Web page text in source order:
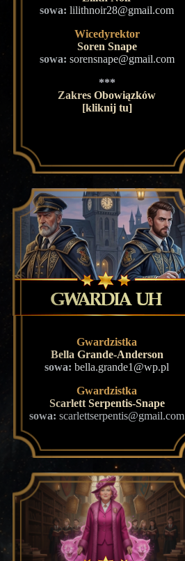
sowa: lilithnoir28@gmail.com
Wicedyrektor
Soren Snape
sowa: sorensnape@gmail.com
***
Zakres Obowiązków
[kliknij tu]
Gwardzistka
Bella Grande-Anderson
sowa: bella.grande1@wp.pl
Gwardzistka
Scarlett Serpentis-Snape
sowa: scarlettserpentis@gmail.com